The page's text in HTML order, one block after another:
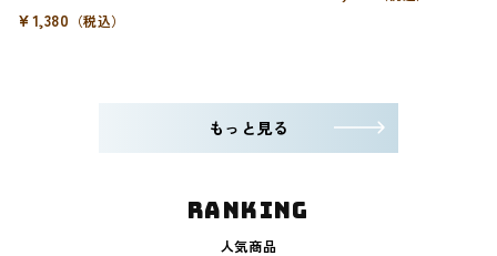
¥1,380 （税込）
もっと見る
ranking
人気商品